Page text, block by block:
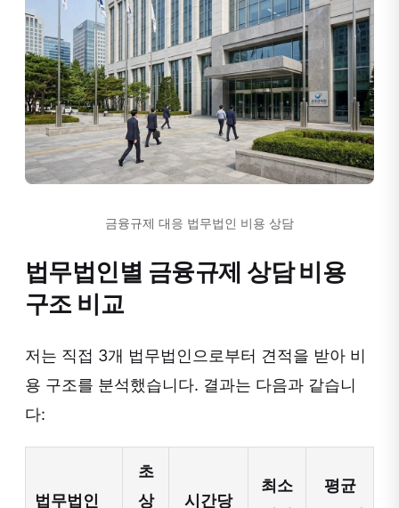
금융규제 대응 법무법인 비용 상담
법무법인별 금융규제 상담 비용
구조 비교
저는 직접 3개 법무법인으로부터 견적을 받아 비
용 구조를 분석했습니다. 결과는 다음과 같습니
다:
법무법인
초
상
시간당
최소
평균